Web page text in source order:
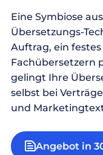
Eine Symbiose
Übersetzungs-
Auftrag, ein
Fachübersetzern
gelingt Ihre
selbst bei
und
Angebot in